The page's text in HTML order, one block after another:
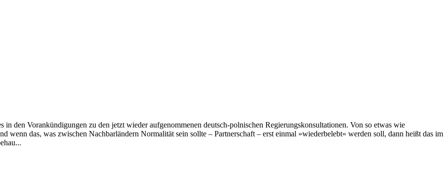
in den Vorankündigungen zu den jetzt wieder aufgenommenen deutsch-polnischen Regierungskonsultationen. Von so etwas wie
wenn das, was zwischen Nachbarländern Normalität sein sollte – Partnerschaft – erst einmal »wiederbelebt« werden soll, dann heißt das im